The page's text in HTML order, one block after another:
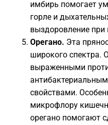
имбирь помогает
горле и
выздоровление при
Орегано. Эта
широкого спектра.
выраженными
свойствами.
микрофлору
орегано помогают